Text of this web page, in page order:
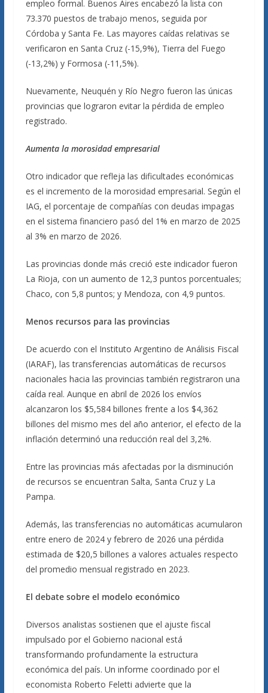
empleo formal. Buenos Aires encabezó la lista con
73.370 puestos de trabajo menos, seguida por
Córdoba y Santa Fe. Las mayores caídas relativas se
verificaron en Santa Cruz (-15,9%), Tierra del Fuego
(-13,2%) y Formosa (-11,5%).
Nuevamente, Neuquén y Río Negro fueron las únicas
provincias que lograron evitar la pérdida de empleo
registrado.
Aumenta la morosidad empresarial
Otro indicador que refleja las dificultades económicas
es el incremento de la morosidad empresarial. Según el
IAG, el porcentaje de compañías con deudas impagas
en el sistema financiero pasó del 1% en marzo de 2025
al 3% en marzo de 2026.
Las provincias donde más creció este indicador fueron
La Rioja, con un aumento de 12,3 puntos porcentuales;
Chaco, con 5,8 puntos; y Mendoza, con 4,9 puntos.
Menos recursos para las provincias
De acuerdo con el Instituto Argentino de Análisis Fiscal
(IARAF), las transferencias automáticas de recursos
nacionales hacia las provincias también registraron una
caída real. Aunque en abril de 2026 los envíos
alcanzaron los $5,584 billones frente a los $4,362
billones del mismo mes del año anterior, el efecto de la
inflación determinó una reducción real del 3,2%.
Entre las provincias más afectadas por la disminución
de recursos se encuentran Salta, Santa Cruz y La
Pampa.
Además, las transferencias no automáticas acumularon
entre enero de 2024 y febrero de 2026 una pérdida
estimada de $20,5 billones a valores actuales respecto
del promedio mensual registrado en 2023.
El debate sobre el modelo económico
Diversos analistas sostienen que el ajuste fiscal
impulsado por el Gobierno nacional está
transformando profundamente la estructura
económica del país. Un informe coordinado por el
economista Roberto Feletti advierte que la